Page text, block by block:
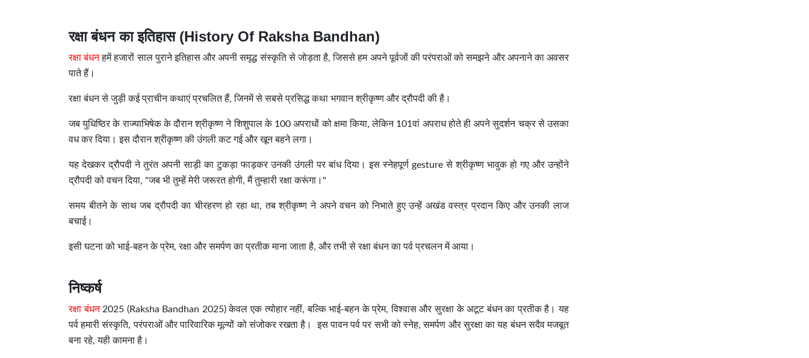
रक्षा बंधन का इतिहास (History Of Raksha Bandhan)
रक्षा बंधनहमें हजारों साल पुराने इतिहास और अपनी समृद्ध संस्कृति से जोड़ता है, जिससे हम अपने पूर्वजों की परंपराओं को समझने और अपनाने का अवसर
पाते हैं।
रक्षा बंधन से जुड़ी कई प्राचीन कथाएं प्रचलित हैं, जिनमें से सबसे प्रसिद्ध कथा भगवान श्रीकृष्ण और द्रौपदी की है।
जब युधिष्ठिर के राज्याभिषेक के दौरान श्रीकृष्ण ने शिशुपाल के 100 अपराधों को क्षमा किया, लेकिन 101वां अपराध होते ही अपने सुदर्शन चक्र से उसका
वध कर दिया। इस दौरान श्रीकृष्ण की उंगली कट गई और खून बहने लगा।
यह देखकर द्रौपदी ने तुरंत अपनी साड़ी का टुकड़ा फाड़कर उनकी उंगली पर बांध दिया। इस स्नेहपूर्ण gesture से श्रीकृष्ण भावुक हो गए और उन्होंने
द्रौपदी को वचन दिया, "जब भी तुम्हें मेरी जरूरत होगी, मैं तुम्हारी रक्षा करूंगा।"
समय बीतने के साथ जब द्रौपदी का चीरहरण हो रहा था, तब श्रीकृष्ण ने अपने वचन को निभाते हुए उन्हें अखंड वस्त्र प्रदान किए और उनकी लाज
बचाई।
इसी घटना को भाई-बहन के प्रेम, रक्षा और समर्पण का प्रतीक माना जाता है, और तभी से रक्षा बंधन का पर्व प्रचलन में आया।
निष्कर्ष
रक्षा बंधन2025 (Raksha Bandhan 2025) केवल एक त्योहार नहीं, बल्कि भाई-बहन के प्रेम, विश्वास और सुरक्षा के अटूट बंधन का प्रतीक है। यह
पर्व हमारी संस्कृति, परंपराओं और पारिवारिक मूल्यों को संजोकर रखता है। इस पावन पर्व पर सभी को स्नेह, समर्पण और सुरक्षा का यह बंधन सदैव मजबूत
बना रहे, यही कामना है।